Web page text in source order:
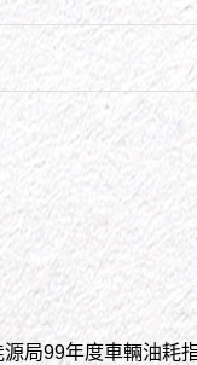
局99年度車輛油耗